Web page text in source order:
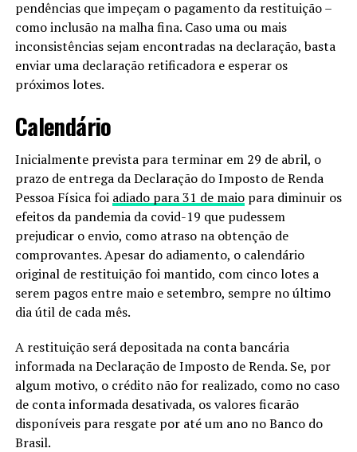
pendências que impeçam o pagamento da restituição –
como inclusão na malha fina. Caso uma ou mais
inconsistências sejam encontradas na declaração, basta
enviar uma declaração retificadora e esperar os
próximos lotes.
Calendário
Inicialmente prevista para terminar em 29 de abril, o
prazo de entrega da Declaração do Imposto de Renda
Pessoa Física foi adiado para 31 de maiopara diminuir os
efeitos da pandemia da covid-19 que pudessem
prejudicar o envio, como atraso na obtenção de
comprovantes. Apesar do adiamento, o calendário
original de restituição foi mantido, com cinco lotes a
serem pagos entre maio e setembro, sempre no último
dia útil de cada mês.
A restituição será depositada na conta bancária
informada na Declaração de Imposto de Renda. Se, por
algum motivo, o crédito não for realizado, como no caso
de conta informada desativada, os valores ficarão
disponíveis para resgate por até um ano no Banco do
Brasil.